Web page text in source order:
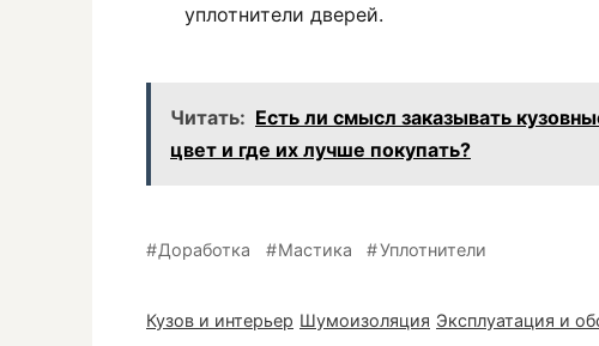
уплотнители дверей.
Читать: Есть ли смысл заказывать
цвет и где их лучше покупать?
Доработка Мастика Уплотнители
Кузов и интерьер Шумоизоляция Эксплуатация и